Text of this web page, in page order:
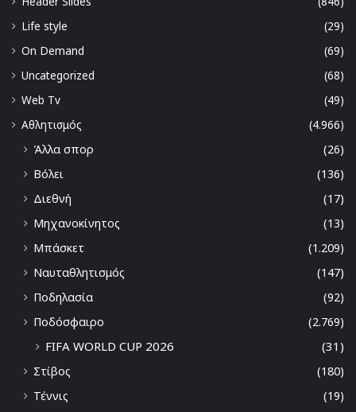
Life style
(29)
On Demand
(69)
Uncategorized
(68)
Web Tv
(49)
Αθλητισμός
(4.966)
Άλλα σπορ
(26)
Βόλει
(136)
Διεθνή
(17)
Μηχανοκίνητος
(13)
Μπάσκετ
(1.209)
Ναυταθλητισμός
(147)
Ποδηλασία
(92)
Ποδόσφαιρο
(2.769)
FIFA WORLD CUP 2026 (31)
Στίβος
(180)
Τέννις
(19)